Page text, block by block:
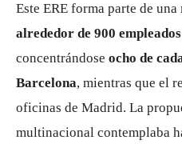
Este ERE forma parte de una
alrededor de 900
concentrándose ocho de
Barcelona, mientras que el
oficinas de Madrid. La
multinacional contemplaba